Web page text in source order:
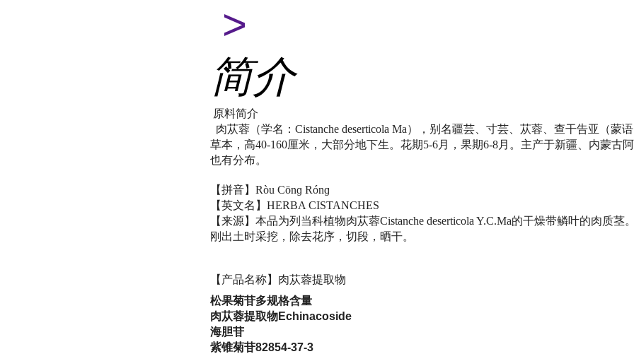
>
简介
原料简介
肉苁蓉（学名：Cistanche deserticola Ma），别名疆芸、寸芸、苁蓉、查干告亚（蒙
草本，高40-160厘米，大部分地下生。花期5-6月，果期6-8月。主产于新疆、内蒙古
也有分布。
【拼音】Ròu Cōnɡ Rónɡ
【英文名】HERBA CISTANCHES
【来源】本品为列当科植物肉苁蓉Cistanche deserticola Y.C.Ma的干燥带鳞叶的肉质
刚出土时采挖，除去花序，切段，晒干。
【产品名称】肉苁蓉提取物
松果菊苷多规格含量
肉苁蓉提取物Echinacoside
海胆苷
紫锥菊苷82854-37-3